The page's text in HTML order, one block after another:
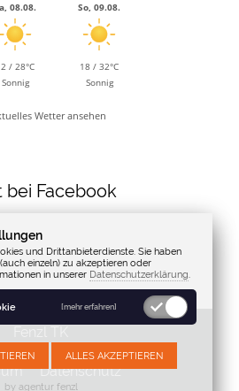
08.08.
/ 28°C
Sonnig
So, 09.08.
18 / 32°C
Sonnig
Wetter ansehen
bei Facebook
Datenschutz
und Drittanbieterdienste. Sie haben
einzeln) zu akzeptieren oder
in unserer Datenschutzerklärung.
[mehr erfahren]
by agentur fenzl
ALLES AKZEPTIEREN